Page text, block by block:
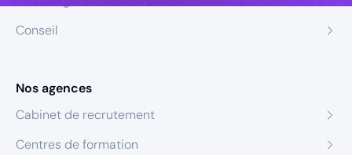
Conseil
Nos agences
Cabinet de recrutement
Centres de formation